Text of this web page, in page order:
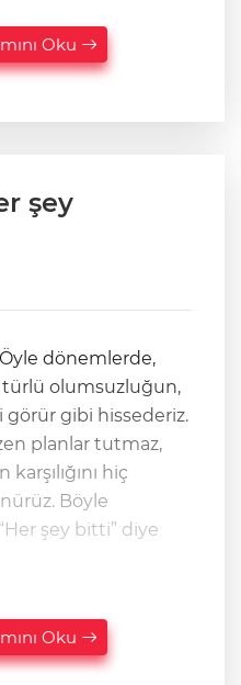
Oku
şey
türlü olumsuzluğun,
gibi hissederiz.
planlar tutmaz,
hiç
Böyle
şey bitti” diye
Oku